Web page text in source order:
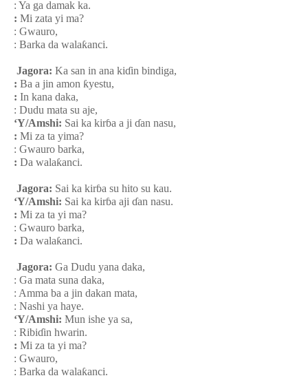
: Ya ga damak ka.
: Mi zata yi ma?
: Gwauro,
: Barka da walaƙanci.
Jagora: Ka san in ana kiɗin bindiga,
: Ba a jin amon ƙyestu,
: In kana daka,
: Dudu mata su aje,
‘Y/Amshi: Sai ka kirɓa a ji ɗan nasu,
: Mi za ta yima?
: Gwauro barka,
: Da walaƙanci.
Jagora: Sai ka kirɓa su hito su kau.
‘Y/Amshi: Sai ka kirɓa aji ɗan nasu.
: Mi za ta yi ma?
: Gwauro barka,
: Da walaƙanci.
Jagora: Ga Dudu yana daka,
: Ga mata suna daka,
: Amma ba a jin dakan mata,
: Nashi ya haye.
‘Y/Amshi: Mun ishe ya sa,
: Ribiɗin hwarin.
: Mi za ta yi ma?
: Gwauro,
: Barka da walaƙanci.